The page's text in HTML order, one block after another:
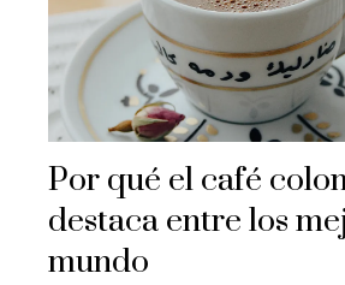
Por qué el café
destaca entre los
mundo